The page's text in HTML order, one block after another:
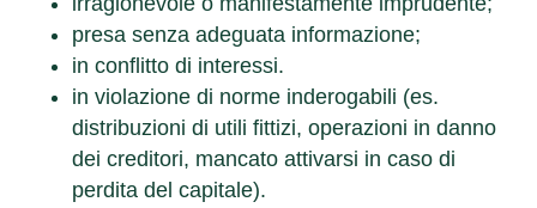
presa senza adeguata informazione;
in conflitto di interessi.
in violazione di norme inderogabili (es.
distribuzioni di utili fittizi, operazioni in danno
dei creditori, mancato attivarsi in caso di
perdita del capitale).